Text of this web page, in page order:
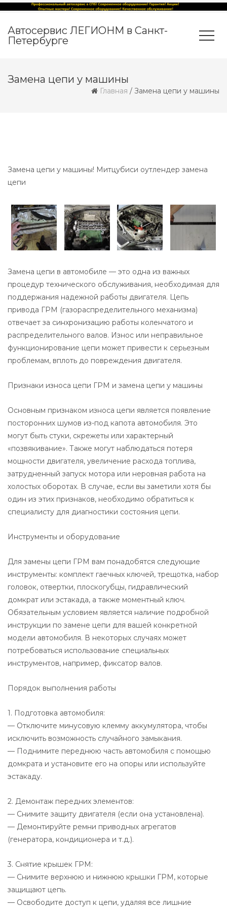
Автосервис ЛЕГИОНМ в Санкт-
Петербурге
Замена цепи у машины
Главная / Замена цепи у машины
Замена цепи у машины! Митцубиси оутлендер замена
цепи
Замена цепи в автомобиле — это одна из важных
процедур технического обслуживания, необходимая для
поддержания надежной работы двигателя. Цепь
привода ГРМ (газораспределительного механизма)
отвечает за синхронизацию работы коленчатого и
распределительного валов. Износ или неправильное
функционирование цепи может привести к серьезным
проблемам, вплоть до повреждения двигателя.
Признаки износа цепи ГРМ и замена цепи у машины
Основным признаком износа цепи является появление
посторонних шумов из-под капота автомобиля. Это
могут быть стуки, скрежеты или характерный
«позвякивание». Также могут наблюдаться потеря
мощности двигателя, увеличение расхода топлива,
затрудненный запуск мотора или неровная работа на
холостых оборотах. В случае, если вы заметили хотя бы
один из этих признаков, необходимо обратиться к
специалисту для диагностики состояния цепи.
Инструменты и оборудование
Для замены цепи ГРМ вам понадобятся следующие
инструменты: комплект гаечных ключей, трещотка, набор
головок, отвертки, плоскогубцы, гидравлический
домкрат или эстакада, а также моментный ключ.
Обязательным условием является наличие подробной
инструкции по замене цепи для вашей конкретной
модели автомобиля. В некоторых случаях может
потребоваться использование специальных
инструментов, например, фиксатор валов.
Порядок выполнения работы
1. Подготовка автомобиля:
— Отключите минусовую клемму аккумулятора, чтобы
исключить возможность случайного замыкания.
— Поднимите переднюю часть автомобиля с помощью
домкрата и установите его на опоры или используйте
эстакаду.
2. Демонтаж передних элементов:
— Снимите защиту двигателя (если она установлена).
— Демонтируйте ремни приводных агрегатов
(генератора, кондиционера и т.д.).
3. Снятие крышек ГРМ:
— Снимите верхнюю и нижнюю крышки ГРМ, которые
защищают цепь.
— Освободите доступ к цепи, удаляя все лишние